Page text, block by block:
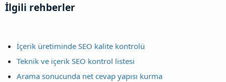
İlgili rehberler​
İçerik üretiminde SEO kalite kontrolü
Teknik ve içerik SEO kontrol listesi
Arama sonucunda net cevap yapısı kurma